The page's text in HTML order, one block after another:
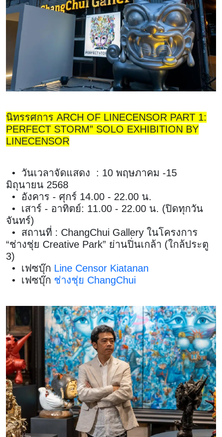
นิทรรศการ ARCH OF LINECENSOR PART 1:
PERFECT STORM” SOLO EXHIBITION BY
LINECENSOR
• วันเวลาจัดแสดง : 10 พฤษภาคม -15
มิถุนายน 2568
• อังคาร - ศุกร์ 14.00 - 22.00 น.
• เสาร์ - อาทิตย์: 11.00 - 22.00 น. (ปิดทุกวัน
จันทร์)
• สถานที่ : ChangChui Gallery ในโครงการ
“ช่างชุ่ย Creative Park” ย่านปิ่นเกล้า (ใกล้ประตู
3)
• เฟซบุ๊ก Line Censor Kiatanan
• เฟซบุ๊ก ช่างชุ่ย ChangChui